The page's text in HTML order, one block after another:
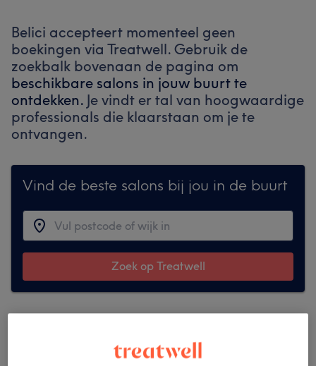
Belici accepteert momenteel geen
boekingen via Treatwell. Gebruik de
zoekbalk bovenaan de pagina om
beschikbare salons in jouw buurt te
ontdekken. Je vindt er tal van hoogwaardige
professionals die klaarstaan om je te
ontvangen.
Vind de beste salons bij jou in de buurt
Zoek op Treatwell